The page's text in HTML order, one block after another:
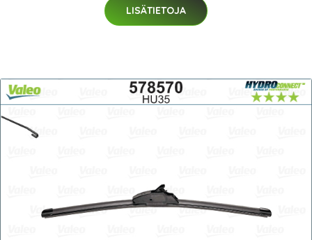
LISÄTIETOJA